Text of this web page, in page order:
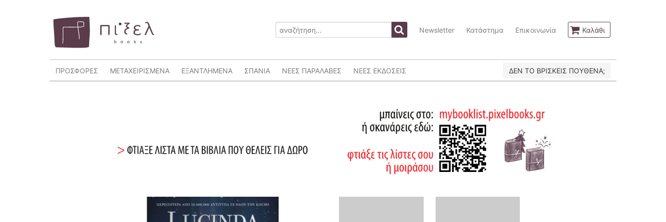
Newsletter Κατάστημα Επικοινωνία Καλάθι
ΠΡΟΣΦΟΡΕΣ ΜΕΤΑΧΕΙΡΙΣΜΕΝΑ ΕΞΑΝΤΛΗΜΕΝΑ ΣΠΑΝΙΑ ΝΕΕΣ ΠΑΡΑΛΑΒΕΣ ΝΕΕΣ ΕΚΔΟΣΕΙΣ ΔΕΝ ΤΟ ΒΡΙΣΚΕΙΣ ΠΟΥΘΕΝΑ;